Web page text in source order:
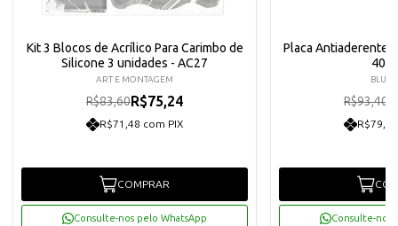
Kit 3 Blocos de Acrílico Para Carimbo de
Silicone 3 unidades - AC27
ART E MONTAGEM
R$83,60R$75,24
R$71,48 com PIX
COMPRAR
Consulte-nos pelo WhatsApp
Placa Antiaderente
BLUE
R$93,40
Consulte-nos